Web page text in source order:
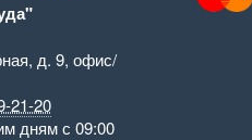
д. 9, офис/
21-20
дням с 09:00